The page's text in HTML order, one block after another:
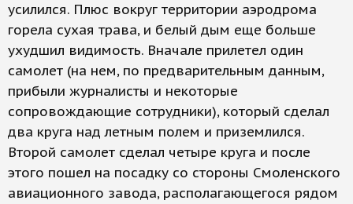
усилился. Плюс вокруг территории аэродрома
горела сухая трава, и белый дым еще больше
ухудшил видимость. Вначале прилетел один
самолет (на нем, по предварительным данным,
прибыли журналисты и некоторые
сопровождающие сотрудники), который сделал
два круга над летным полем и приземлился.
Второй самолет сделал четыре круга и после
этого пошел на посадку со стороны Смоленского
авиационного завода, располагающегося рядом